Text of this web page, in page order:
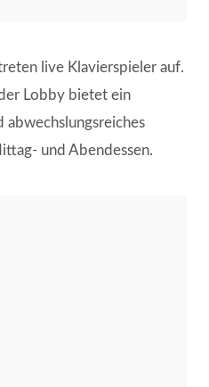
live Klavierspieler auf.
Lobby bietet ein
abwechslungsreiches
und Abendessen.